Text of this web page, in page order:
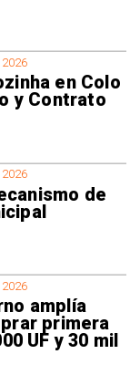
2026
en Colo
y Contrato
2026
de
2026
amplía
primera
UF y 30 mil